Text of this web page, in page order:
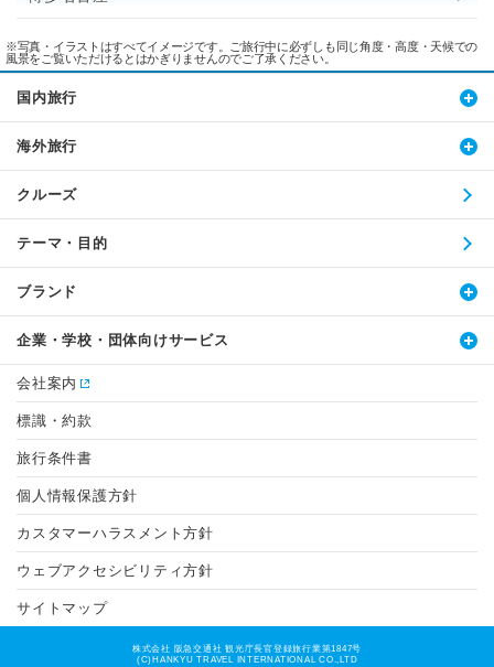
※写真・イラストはすべてイメージです。ご旅行中に必ずしも同じ角度・高度・天候での
風景をご覧いただけるとはかぎりませんのでご了承ください。
国内旅行
海外旅行
クルーズ
テーマ・目的
ブランド
企業・学校・団体向けサービス
会社案内
標識・約款
旅行条件書
個人情報保護方針
カスタマーハラスメント方針
ウェブアクセシビリティ方針
サイトマップ
株式会社 阪急交通社 観光庁長官登録旅行業第1847号
(C)HANKYU TRAVEL INTERNATIONAL CO.,LTD